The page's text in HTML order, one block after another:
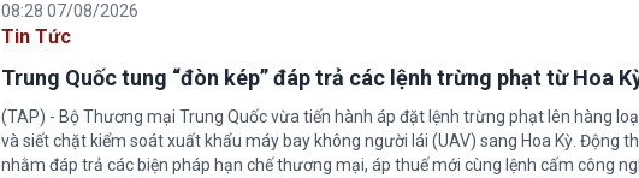
08:28 07/08/2026
Tin Tức
Trung Quốc tung “đòn kép” đáp trả các lệnh trừng phạt từ Hoa
(TAP) - Bộ Thương mại Trung Quốc vừa tiến hành áp đặt lệnh trừng phạt lên hàng
và siết chặt kiểm soát xuất khẩu máy bay không người lái (UAV) sang Hoa Kỳ. Động
nhằm đáp trả các biện pháp hạn chế thương mại, áp thuế mới cùng lệnh cấm công